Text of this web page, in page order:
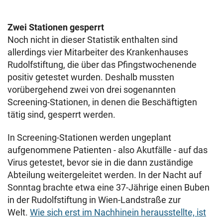
Zwei Stationen gesperrt
Noch nicht in dieser Statistik enthalten sind
allerdings vier Mitarbeiter des Krankenhauses
Rudolfstiftung, die über das Pfingstwochenende
positiv getestet wurden. Deshalb mussten
vorübergehend zwei von drei sogenannten
Screening-Stationen, in denen die Beschäftigten
tätig sind, gesperrt werden.
In Screening-Stationen werden ungeplant
aufgenommene Patienten - also Akutfälle - auf das
Virus getestet, bevor sie in die dann zuständige
Abteilung weitergeleitet werden. In der Nacht auf
Sonntag brachte etwa eine 37-Jährige einen Buben
in der Rudolfstiftung in Wien-Landstraße zur
Welt. Wie sich erst im Nachhinein herausstellte, ist